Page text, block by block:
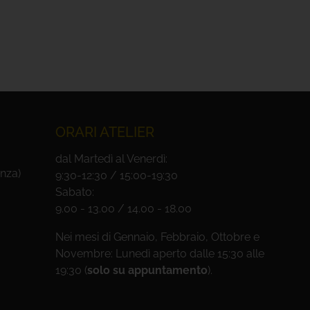
ORARI ATELIER
dal Martedì al Venerdì:
9:30-12:30 / 15:00-19:30
Sabato:
9.00 - 13.00 / 14.00 - 18.00
Nei mesi di Gennaio, Febbraio, Ottobre e
Novembre: Lunedì aperto dalle 15:30 alle
19:30 (solo su appuntamento).